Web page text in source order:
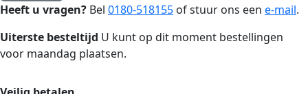
Heeft u vragen? Bel 0180-518155 of stuur ons een e-mail.
Uiterste besteltijd U kunt op dit moment bestellingen
voor maandag plaatsen.